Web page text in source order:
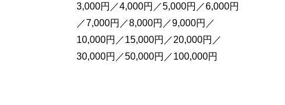
3,000円／4,000円／5,000円／6,000円
／7,000円／8,000円／9,000円／
10,000円／15,000円／20,000円／
30,000円／50,000円／100,000円